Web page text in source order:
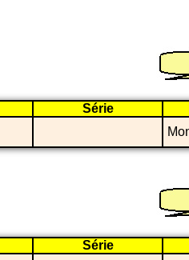
Série
Série